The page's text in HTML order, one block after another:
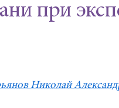
при
Николай